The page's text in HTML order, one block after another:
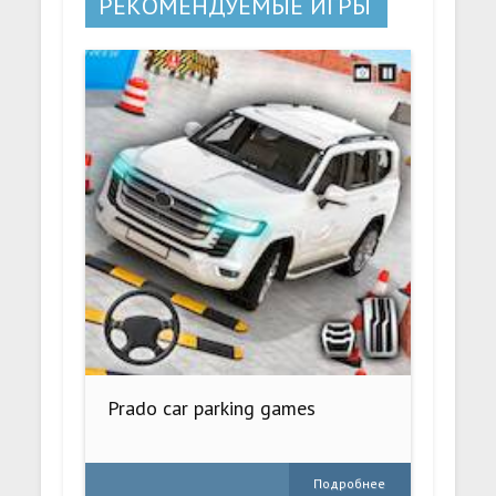
Prado car parking games
Подробнее